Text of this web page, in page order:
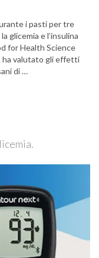
i pasti per tre
glicemia e l’insulina
for Health Science
ha valutato gli effetti
di …